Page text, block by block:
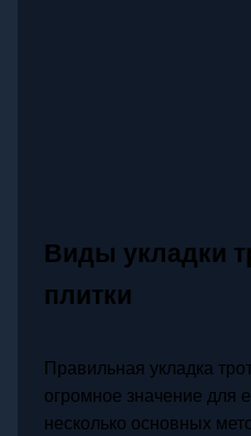
Виды укладки
плитки
Правильная укладка
огромное значение для
несколько основных